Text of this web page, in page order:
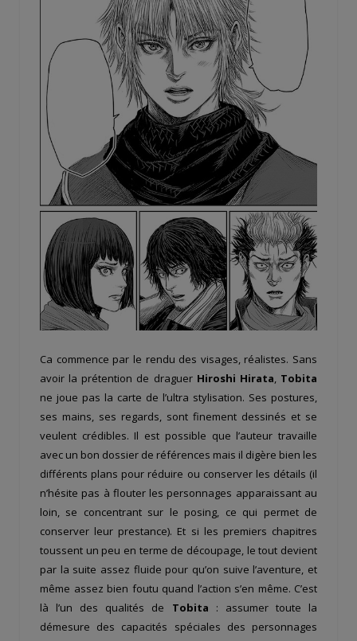
Ca commence par le rendu des visages, réalistes. Sans
avoir la prétention de draguerHiroshi Hirata, Tobita
ne joue pas la carte de l’ultra stylisation. Ses postures,
ses mains, ses regards, sont finement dessinés et se
veulent crédibles. Il est possible que l’auteur travaille
avec un bon dossier de références mais il digère bien les
différents plans pour réduire ou conserver les détails (il
n’hésite pas à flouter les personnages apparaissant au
loin, se concentrant sur le posing, ce qui permet de
conserver leur prestance). Et si les premiers chapitres
toussent un peu en terme de découpage, le tout devient
par la suite assez fluide pour qu’on suive l’aventure, et
même assez bien foutu quand l’action s’en même. C’est
là l’un des qualités de Tobita : assumer toute la
démesure des capacités spéciales des personnages